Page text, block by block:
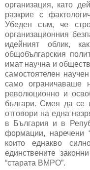
организация, като
разкрие с
Убеден съм, че
организационния
идейният облик,
общобългарския
имат научна и
самостоятелен
само ограничаваше
революционно и
българи. Смея да се
отговори на една
в България и в
формации, наречени
които еднакво
единствените
“старата ВМРО”.